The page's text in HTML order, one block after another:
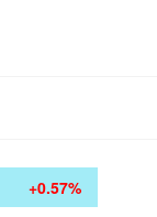
+0.57%